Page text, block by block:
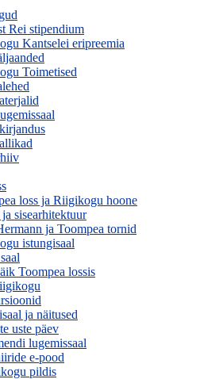
Rei stipendium
Kantselei eripreemia
Toimetised
loss ja Riigikogu hoone
sisearhitektuur
ja Toompea tornid
istungisaal
Toompea lossis
ja näitused
uste päev
lugemissaal
e-pood
pildis